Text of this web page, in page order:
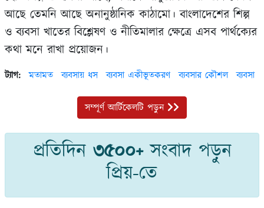
আছে তেমনি আছে অনানুষ্ঠানিক কাঠামো। বাংলাদেশের শিল্প
ও ব্যবসা খাতের বিশ্লেষণ ও নীতিমালার ক্ষেত্রে এসব পার্থক্যের
কথা মনে রাখা প্রয়োজন।
ট্যাগ: মতামত ব্যবসায় ধস ব্যবসা একীভূতকরণ ব্যবসার কৌশল ব্যবসা
সম্পূর্ণ আর্টিকেলটি পড়ুন
প্রতিদিন ৩৫০০+সংবাদ পড়ুন
প্রিয়-তে